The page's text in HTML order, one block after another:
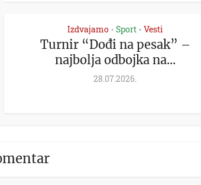
Izdvajamo • Sport • Vesti
Turnir “Dođi na pesak” –
najbolja odbojka na...
28.07.2026.